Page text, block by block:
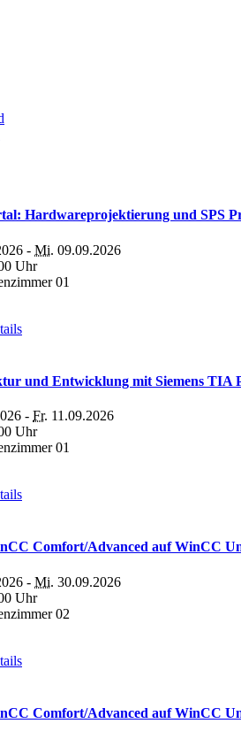
Hardwareprojektierung und SPS
- Mi. 09.09.2026
Uhr
01
und Entwicklung mit Siemens TIA
- Fr. 11.09.2026
Uhr
01
Comfort/Advanced auf WinCC
- Mi. 30.09.2026
Uhr
02
Comfort/Advanced auf WinCC